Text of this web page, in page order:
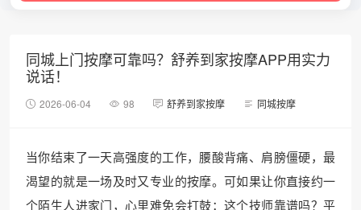
同城上门按摩可靠吗？舒养到家按摩APP用实力
说话！
2026-06-04 98 舒养到家按摩 同城按摩
当你结束了一天高强度的工作，腰酸背痛、肩膀僵硬，最
渴望的就是一场及时又专业的按摩。可如果让你直接约一
个陌生人进家门，心里难免会打鼓：这个技师靠谱吗？平